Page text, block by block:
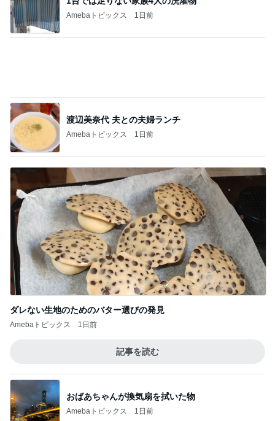
ダレない生地のためのバター選びの発見
Amebaトピックス 1日前
記事を読む
Amebaトピックス 1日前
受付で言われ混乱した夫の手術日
Amebaトピックス 1日前